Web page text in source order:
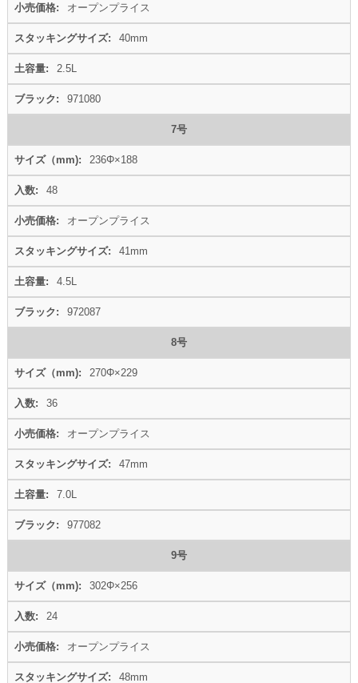
オープンプライス
40mm
2.5L
971080
7号
236Φ×188
48
オープンプライス
41mm
4.5L
972087
8号
270Φ×229
36
オープンプライス
47mm
7.0L
977082
9号
302Φ×256
24
オープンプライス
48mm